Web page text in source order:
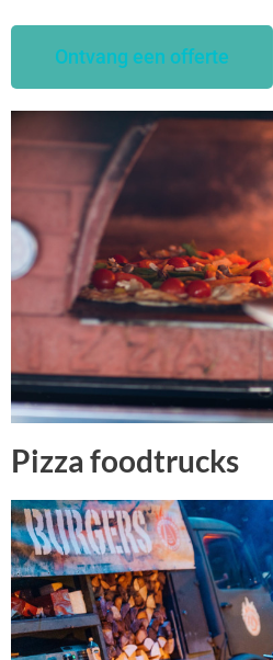
Ontvang een offerte
Pizza foodtrucks